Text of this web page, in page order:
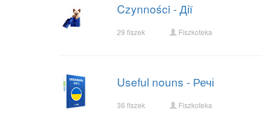
Czynności - Дії
29 fiszek Fiszkoteka
Useful nouns - Речі
36 fiszek Fiszkoteka